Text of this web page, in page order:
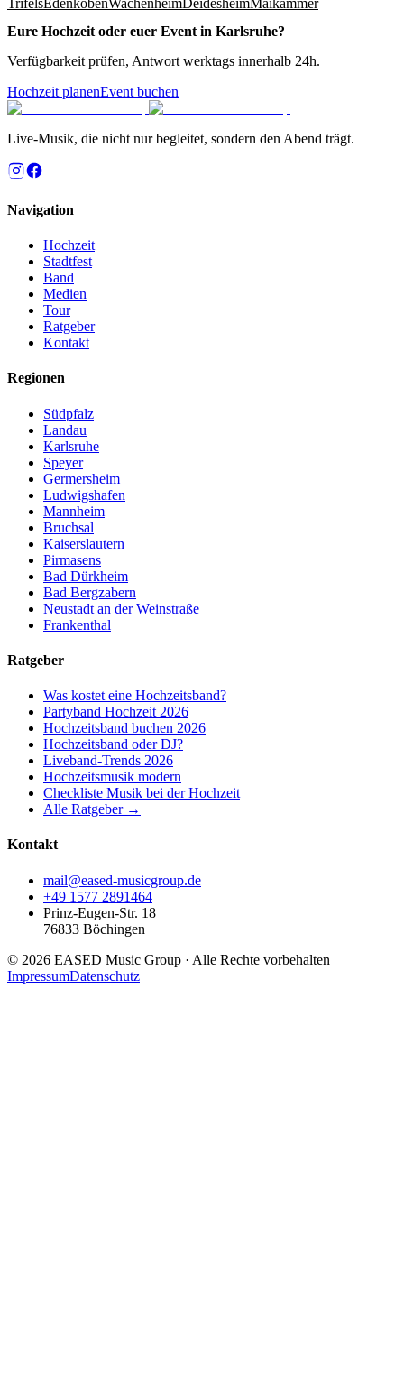
TrifelsEdenkobenWachenheim DeidesheimMaikammer
Eure Hochzeit oder euer Event in Karlsruhe?
Verfügbarkeit prüfen, Antwort werktags innerhalb 24h.
Hochzeit planenEvent buchen
Live-Musik, die nicht nur begleitet, sondern den Abend trägt.
Navigation
Hochzeit
Stadtfest
Band
Medien
Tour
Ratgeber
Kontakt
Regionen
Südpfalz
Landau
Karlsruhe
Speyer
Germersheim
Ludwigshafen
Mannheim
Bruchsal
Kaiserslautern
Pirmasens
Bad Dürkheim
Bad Bergzabern
Neustadt an der Weinstraße
Frankenthal
Ratgeber
Was kostet eine Hochzeitsband?
Partyband Hochzeit 2026
Hochzeitsband buchen 2026
Hochzeitsband oder DJ?
Liveband-Trends 2026
Hochzeitsmusik modern
Checkliste Musik bei der Hochzeit
Alle Ratgeber →
Kontakt
mail@eased-musicgroup.de
+49 1577 2891464
Prinz-Eugen-Str. 18
76833 Böchingen
© 2026 EASED Music Group · Alle Rechte vorbehalten
ImpressumDatenschutz